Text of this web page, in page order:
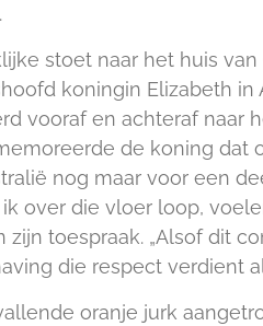
stoet naar het huis
koningin Elizabeth in
vooraf en achteraf naar
de koning dat
nog maar voor een
ik over die vloer loop,
zijn toespraak. „Alsof dit
die respect verdient
oranje jurk